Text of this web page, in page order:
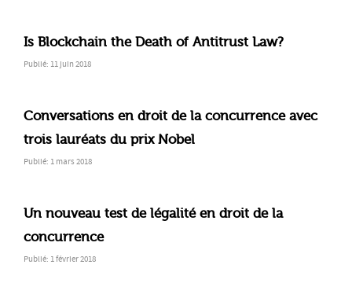
Is Blockchain the Death of Antitrust Law?
Publié: 11 juin 2018
Conversations en droit de la concurrence avec
trois lauréats du prix Nobel
Publié: 1 mars 2018
Un nouveau test de légalité en droit de la
concurrence
Publié: 1 février 2018